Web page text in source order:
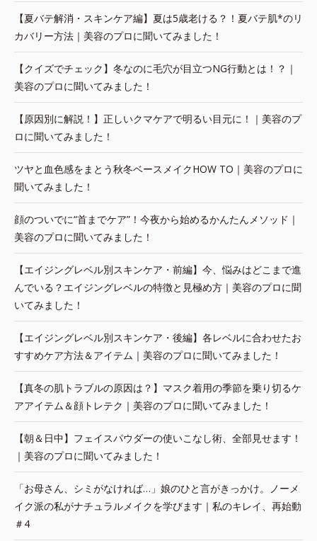
【夏バテ解消・スキンケア編】夏は5歳老ける？！夏バテ肌*のリ
カバリー方法｜美容のプロに聞いてみました！
【クイズでチェック】冬なのに毛穴が目立つNG行動とは！？｜
美容のプロに聞いてみました！
【原因別に解説！】正しいクマケアで明るい目元に！｜美容のプ
ロに聞いてみました！
ツヤと血色感をまとう秋冬ベースメイクHOW TO｜美容のプロに
聞いてみました！
顔のついでに“首までケア”！今夜から始めるかんたんメソッド｜
美容のプロに聞いてみました！
【エイジングレベル別スキンケア・前編】今、悩みはどこまで進
んでいる？エイジングレベルの特徴と見極め方｜美容のプロに聞
いてみました！
【エイジングレベル別スキンケア・後編】各レベルに合わせたお
すすめケア方法＆アイテム｜美容のプロに聞いてみました！
【真冬の肌トラブルの原因は？】マスク着用の季節を乗り切るケ
アアイテム＆顔トレテク｜美容のプロに聞いてみました！
【朝＆日中】フェイスパウダーの使いこなし術、全部見せます！
｜美容のプロに聞いてみました！
「お母さん、シミがなければ…」娘のひと言がきっかけ。ノーメ
イク派の私がナチュラルメイクを学びます｜私のキレイ、再始動
＃4